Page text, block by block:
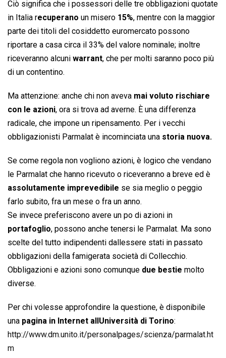
Ciò significa che i possessori delle tre obbligazioni quotate
in Italia recuperano un misero 15%, mentre con la maggior
parte dei titoli del cosiddetto euromercato possono
riportare a casa circa il 33% del valore nominale; inoltre
riceveranno alcuni warrant, che per molti saranno poco più
di un contentino.
Ma attenzione: anche chi non aveva mai voluto rischiare
con le azioni, ora si trova ad averne. È una differenza
radicale, che impone un ripensamento. Per i vecchi
obbligazionisti Parmalat è incominciata una storia nuova.
Se come regola non vogliono azioni, è logico che vendano
le Parmalat che hanno ricevuto o riceveranno a breve ed è
assolutamente imprevedibile se sia meglio o peggio
farlo subito, fra un mese o fra un anno.
Se invece preferiscono avere un po di azioni in
portafoglio, possono anche tenersi le Parmalat. Ma sono
scelte del tutto indipendenti dallessere stati in passato
obbligazioni della famigerata società di Collecchio.
Obbligazioni e azioni sono comunque due bestie molto
diverse.
Per chi volesse approfondire la questione, è disponibile
una pagina in Internet allUniversità di Torino:
http://www.dm.unito.it/personalpages/scienza/parmalat.ht
m